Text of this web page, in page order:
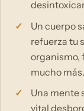
Un cuerpo
refuerza tu
organismo,
mucho más.
Una mente
vital